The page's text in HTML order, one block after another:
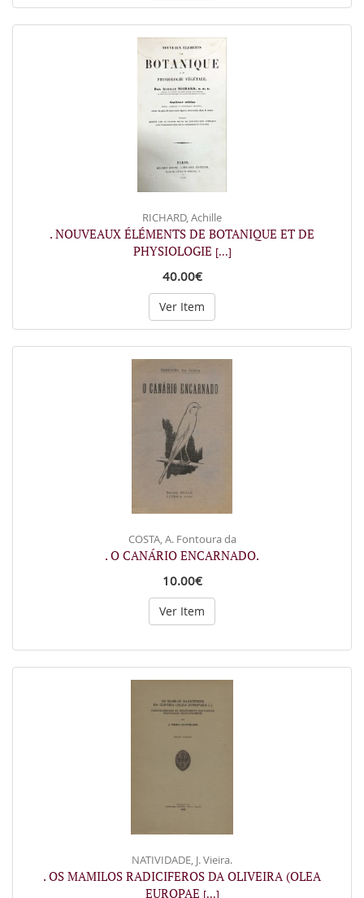
RICHARD, Achille
. NOUVEAUX ÉLÉMENTS DE BOTANIQUE ET DE
PHYSIOLOGIE [...]
40.00€
Ver Item
COSTA, A. Fontoura da
. O CANÁRIO ENCARNADO.
10.00€
Ver Item
NATIVIDADE, J. Vieira.
. OS MAMILOS RADICIFEROS DA OLIVEIRA (OLEA
EUROPAE [...]